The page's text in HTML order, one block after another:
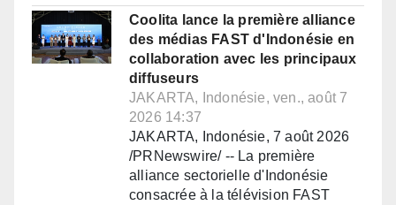
Coolita lance la première alliance
des médias FAST d'Indonésie en
collaboration avec les principaux
diffuseurs
JAKARTA, Indonésie, ven., août 7
2026 14:37
JAKARTA, Indonésie, 7 août 2026
/PRNewswire/ -- La première
alliance sectorielle d'Indonésie
consacrée à la télévision FAST